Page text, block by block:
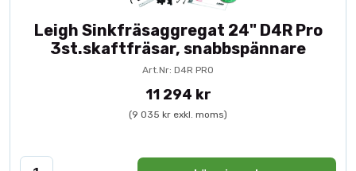
Leigh Sinkfräsaggregat 24" D4R Pro
3st.skaftfräsar, snabbspännare
Art.Nr: D4R PRO
11 294 kr
(9 035 kr exkl. moms)